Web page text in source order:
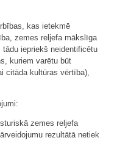
kas ietekmē
zemes reljefa mākslīga
iepriekš neidentificētu
kuriem varētu būt
citāda kultūras vērtība),
zemes reljefa
rezultātā netiek